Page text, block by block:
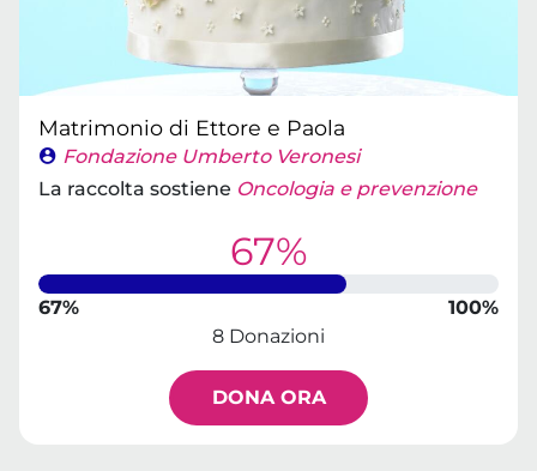
Matrimonio di Ettore e Paola
Fondazione Umberto Veronesi
La raccolta sostiene Oncologia e prevenzione
67%
67%
100%
8 Donazioni
DONA ORA